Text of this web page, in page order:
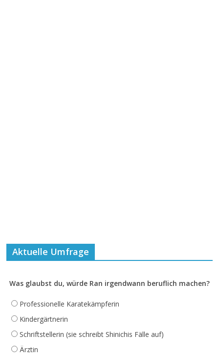
Aktuelle Umfrage
Was glaubst du, würde Ran irgendwann beruflich machen?
Professionelle Karatekämpferin
Kindergärtnerin
Schriftstellerin (sie schreibt Shinichis Fälle auf)
Ärztin